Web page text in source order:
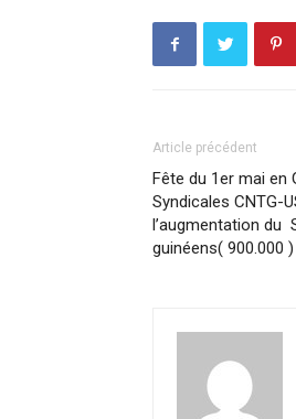
Article précédent
Fête du 1er mai en
Syndicales CNTG-
l’augmentation du
guinéens( 900.000 )